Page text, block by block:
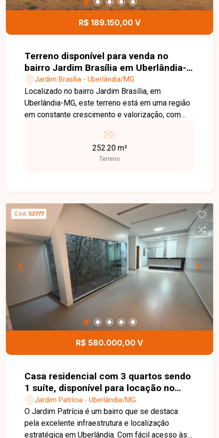
R$ 189.150,00 V
Terreno disponível para venda no
bairro Jardim Brasília em Uberlândia-
MGJardim Brasília - Uberlândia/MG
Localizado no bairro Jardim Brasília, em
Uberlândia-MG, este terreno está em uma região
em constante crescimento e valorização, com
próximo a supermercados, escolas, farmácias,
comércios e diversos serviços, oferecendo
praticidade e excelente potencial para
aproveitamento, o terreno é ideal para a
construção de residência ou como opção de
investimento em uma região com grande
potencial de valorização. Esta é uma excelente
oportunidade para adquirir um terreno bem
localizado no bairro Jardim Brasília. Agende uma
visita e conheça todos os detalhes deste imóvel.
252.20 m²
Terreno
Cód. 52777
R$ 580.000,00 V
Casa residencial com 3 quartos sendo
1 suíte, disponível para locação no
bairro Jardim Patrícia em Uberlândia-
MG
Jardim Patrícia - Uberlândia/MG
O Jardim Patrícia é um bairro que se destaca
pela excelente infraestrutura e localização
estratégica em Uberlândia. Com fácil acesso às